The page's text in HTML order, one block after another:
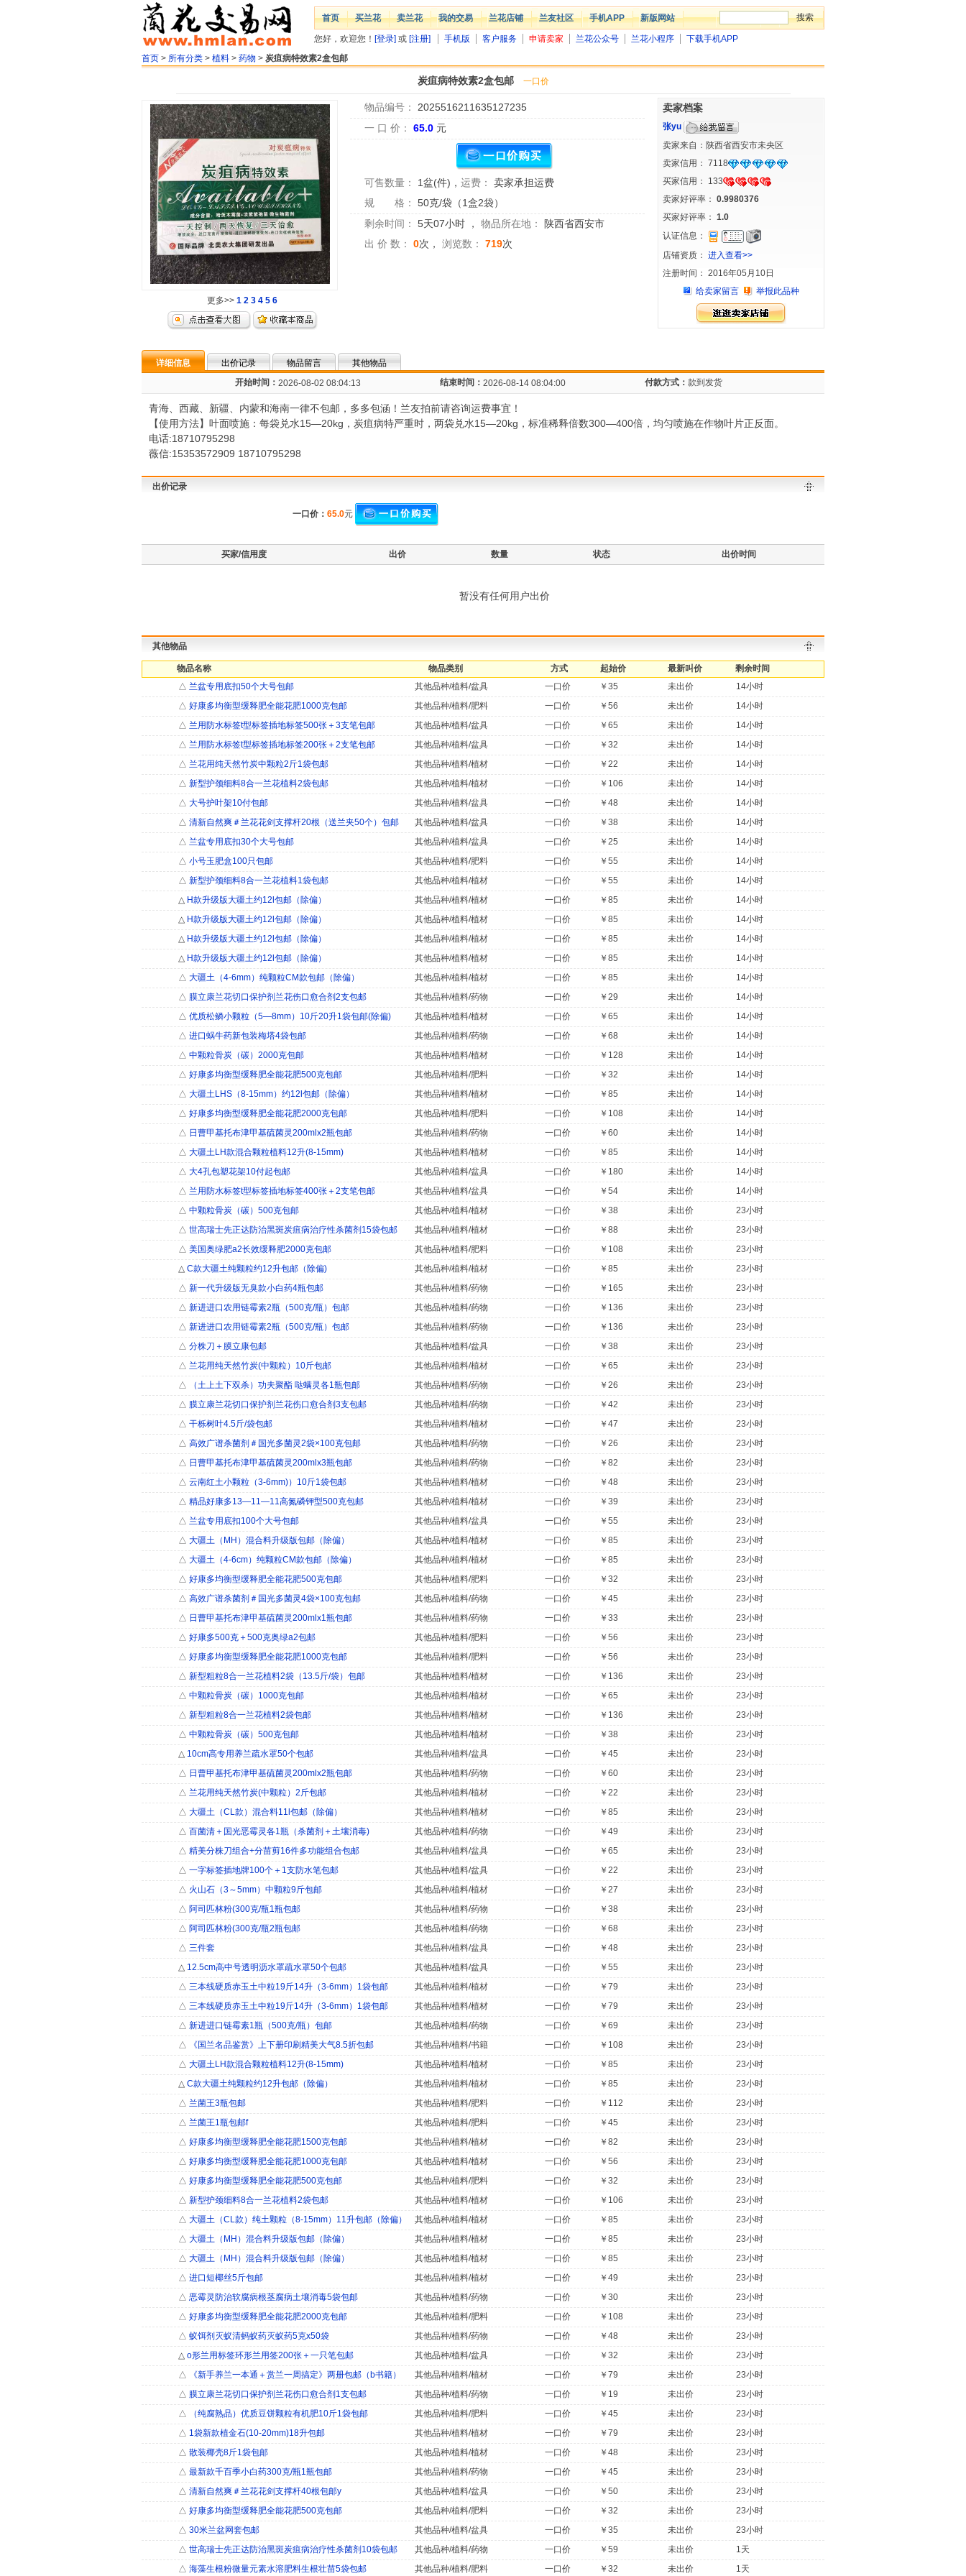
首页 买兰花 卖兰花 我的交易 兰花店铺 兰友社区 手机APP 新版网站
您好，欢迎您！ [登录] 或 [注册] 手机版 客户服务 申请卖家 兰花公众号 兰花小程序
下载手机APP
首页 > 所有分类 > 植料 > 药物 > 炭疽病特效素2盒包邮
炭疽病特效素2盒包邮 一口价
更多>> 1 2 3 4 5 6
物品编号：
2025516211635127235
一 口 价：
65.0 元
可售数量： 1盆(件) ， 运费：
卖家承担运费
规 格：
50克/袋（1盒2袋）
剩余时间：
5天07小时 ， 物品所在地：
陕西省西安市
出 价 数：
0次， 浏览数： 719次
卖家档案
张yu
卖家来自：陕西省西安市未央区
卖家信用： 7118
买家信用： 133
卖家好评率： 0.9980376
买家好评率： 1.0
认证信息：
店铺资质： 进入查看>>
注册时间： 2016年05月10日
给卖家留言
举报此品种
详细信息 出价记录 物品留言
其他物品
开始时间： 2026-08-02 08:04:13 结束时间： 2026-08-14 08:04:00 付款方式： 款到发货
青海、西藏、新疆、内蒙和海南一律不包邮，多多包涵！兰友拍前请咨询运费事宜！
【使用方法】叶面喷施：每袋兑水15―20kg，炭疽病特严重时，两袋兑水15―20kg，标准稀释倍数300―400倍，均匀喷施在作物叶片正反面。
电话:18710795298
薇信:15353572909 18710795298
出价记录
一口价： 65.0元
买家/信用度 出价 数量 状态 出价时间
暂没有任何用户出价
其他物品
物品名称 物品类别 方式 起始价 最新叫价
剩余时间
△ 兰盆专用底扣50个大号包邮 其他品种/植料/盆具 一口价 ￥35 未出价
14小时
△ 好康多均衡型缓释肥全能花肥1000克包邮 其他品种/植料/肥料 一口价 ￥56 未出价
14小时
△ 兰用防水标签t型标签插地标签500张＋3支笔包邮 其他品种/植料/盆具 一口价 ￥65 未出价
14小时
△ 兰用防水标签t型标签插地标签200张＋2支笔包邮 其他品种/植料/盆具 一口价 ￥32 未出价
14小时
△ 兰花用纯天然竹炭中颗粒2斤1袋包邮 其他品种/植料/植材 一口价 ￥22 未出价
14小时
△ 新型护颈细料8合一兰花植料2袋包邮 其他品种/植料/植材 一口价 ￥106 未出价
14小时
△ 大号护叶架10付包邮 其他品种/植料/盆具 一口价 ￥48 未出价
14小时
△ 清新自然爽＃兰花花剑支撑杆20根（送兰夹50个）包邮 其他品种/植料/盆具 一口价 ￥38 未出价
14小时
△ 兰盆专用底扣30个大号包邮 其他品种/植料/盆具 一口价 ￥25 未出价
14小时
△ 小号玉肥盒100只包邮 其他品种/植料/肥料 一口价 ￥55 未出价
14小时
△ 新型护颈细料8合一兰花植料1袋包邮 其他品种/植料/植材 一口价 ￥55 未出价
14小时
△ H款升级版大疆土约12l包邮（除偏） 其他品种/植料/植材 一口价 ￥85 未出价
14小时
△ H款升级版大疆土约12l包邮（除偏） 其他品种/植料/植材 一口价 ￥85 未出价
14小时
△ H款升级版大疆土约12l包邮（除偏） 其他品种/植料/植材 一口价 ￥85 未出价
14小时
△ H款升级版大疆土约12l包邮（除偏） 其他品种/植料/植材 一口价 ￥85 未出价
14小时
△ 大疆土（4-6mm）纯颗粒CM款包邮（除偏） 其他品种/植料/植材 一口价 ￥85 未出价
14小时
△ 膜立康兰花切口保护剂兰花伤口愈合剂2支包邮 其他品种/植料/药物 一口价 ￥29 未出价
14小时
△ 优质松鳞小颗粒（5―8mm）10斤20升1袋包邮(除偏) 其他品种/植料/植材 一口价 ￥65 未出价
14小时
△ 进口蜗牛药新包装梅塔4袋包邮 其他品种/植料/药物 一口价 ￥68 未出价
14小时
△ 中颗粒骨炭（碳）2000克包邮 其他品种/植料/植材 一口价 ￥128 未出价
14小时
△ 好康多均衡型缓释肥全能花肥500克包邮 其他品种/植料/肥料 一口价 ￥32 未出价
14小时
△ 大疆土LHS（8-15mm）约12l包邮（除偏） 其他品种/植料/植材 一口价 ￥85 未出价
14小时
△ 好康多均衡型缓释肥全能花肥2000克包邮 其他品种/植料/肥料 一口价 ￥108 未出价
14小时
△ 日曹甲基托布津甲基硫菌灵200mlx2瓶包邮 其他品种/植料/药物 一口价 ￥60 未出价
14小时
△ 大疆土LH款混合颗粒植料12升(8-15mm) 其他品种/植料/植材 一口价 ￥85 未出价
14小时
△ 大4孔包塑花架10付起包邮 其他品种/植料/盆具 一口价 ￥180 未出价
14小时
△ 兰用防水标签t型标签插地标签400张＋2支笔包邮 其他品种/植料/盆具 一口价 ￥54 未出价
14小时
△ 中颗粒骨炭（碳）500克包邮 其他品种/植料/植材 一口价 ￥38 未出价
23小时
△ 世高瑞士先正达防治黑斑炭疽病治疗性杀菌剂15袋包邮 其他品种/植料/植材 一口价 ￥88 未出价
23小时
△ 美国奥绿肥a2长效缓释肥2000克包邮 其他品种/植料/肥料 一口价 ￥108 未出价
23小时
△ C款大疆土纯颗粒约12升包邮（除偏) 其他品种/植料/植材 一口价 ￥85 未出价
23小时
△ 新一代升级版无臭款小白药4瓶包邮 其他品种/植料/药物 一口价 ￥165 未出价
23小时
△ 新进进口农用链霉素2瓶（500克/瓶）包邮 其他品种/植料/药物 一口价 ￥136 未出价
23小时
△ 新进进口农用链霉素2瓶（500克/瓶）包邮 其他品种/植料/药物 一口价 ￥136 未出价
23小时
△ 分株刀＋膜立康包邮 其他品种/植料/盆具 一口价 ￥38 未出价
23小时
△ 兰花用纯天然竹炭(中颗粒）10斤包邮 其他品种/植料/植材 一口价 ￥65 未出价
23小时
△ （土上土下双杀）功夫聚酯 哒螨灵各1瓶包邮 其他品种/植料/药物 一口价 ￥26 未出价
23小时
△ 膜立康兰花切口保护剂兰花伤口愈合剂3支包邮 其他品种/植料/药物 一口价 ￥42 未出价
23小时
△ 干栎树叶4.5斤/袋包邮 其他品种/植料/植材 一口价 ￥47 未出价
23小时
△ 高效广谱杀菌剂＃国光多菌灵2袋×100克包邮 其他品种/植料/药物 一口价 ￥26 未出价
23小时
△ 日曹甲基托布津甲基硫菌灵200mlx3瓶包邮 其他品种/植料/药物 一口价 ￥82 未出价
23小时
△ 云南红土小颗粒（3-6mm)）10斤1袋包邮 其他品种/植料/植材 一口价 ￥48 未出价
23小时
△ 精品好康多13—11—11高氮磷钾型500克包邮 其他品种/植料/植材 一口价 ￥39 未出价
23小时
△ 兰盆专用底扣100个大号包邮 其他品种/植料/盆具 一口价 ￥55 未出价
23小时
△ 大疆土（MH）混合料升级版包邮（除偏） 其他品种/植料/植材 一口价 ￥85 未出价
23小时
△ 大疆土（4-6cm）纯颗粒CM款包邮（除偏） 其他品种/植料/植材 一口价 ￥85 未出价
23小时
△ 好康多均衡型缓释肥全能花肥500克包邮 其他品种/植料/肥料 一口价 ￥32 未出价
23小时
△ 高效广谱杀菌剂＃国光多菌灵4袋×100克包邮 其他品种/植料/药物 一口价 ￥45 未出价
23小时
△ 日曹甲基托布津甲基硫菌灵200mlx1瓶包邮 其他品种/植料/药物 一口价 ￥33 未出价
23小时
△ 好康多500克＋500克奥绿a2包邮 其他品种/植料/肥料 一口价 ￥56 未出价
23小时
△ 好康多均衡型缓释肥全能花肥1000克包邮 其他品种/植料/肥料 一口价 ￥56 未出价
23小时
△ 新型粗粒8合一兰花植料2袋（13.5斤/袋）包邮 其他品种/植料/植材 一口价 ￥136 未出价
23小时
△ 中颗粒骨炭（碳）1000克包邮 其他品种/植料/植材 一口价 ￥65 未出价
23小时
△ 新型粗粒8合一兰花植料2袋包邮 其他品种/植料/植材 一口价 ￥136 未出价
23小时
△ 中颗粒骨炭（碳）500克包邮 其他品种/植料/植材 一口价 ￥38 未出价
23小时
△ 10cm高专用养兰疏水罩50个包邮 其他品种/植料/盆具 一口价 ￥45 未出价
23小时
△ 日曹甲基托布津甲基硫菌灵200mlx2瓶包邮 其他品种/植料/药物 一口价 ￥60 未出价
23小时
△ 兰花用纯天然竹炭(中颗粒）2斤包邮 其他品种/植料/植材 一口价 ￥22 未出价
23小时
△ 大疆土（CL款）混合料11l包邮（除偏） 其他品种/植料/植材 一口价 ￥85 未出价
23小时
△ 百菌清＋国光恶霉灵各1瓶（杀菌剂＋土壤消毒) 其他品种/植料/药物 一口价 ￥49 未出价
23小时
△ 精美分株刀组合+分苗剪16件多功能组合包邮 其他品种/植料/盆具 一口价 ￥65 未出价
23小时
△ 一字标签插地牌100个＋1支防水笔包邮 其他品种/植料/盆具 一口价 ￥22 未出价
23小时
△ 火山石（3～5mm）中颗粒9斤包邮 其他品种/植料/植材 一口价 ￥27 未出价
23小时
△ 阿司匹林粉(300克/瓶1瓶包邮 其他品种/植料/药物 一口价 ￥38 未出价
23小时
△ 阿司匹林粉(300克/瓶2瓶包邮 其他品种/植料/药物 一口价 ￥68 未出价
23小时
△ 三件套 其他品种/植料/盆具 一口价 ￥48 未出价
23小时
△ 12.5cm高中号透明沥水罩疏水罩50个包邮 其他品种/植料/盆具 一口价 ￥55 未出价
23小时
△ 三本线硬质赤玉土中粒19斤14升（3-6mm）1袋包邮 其他品种/植料/植材 一口价 ￥79 未出价
23小时
△ 三本线硬质赤玉土中粒19斤14升（3-6mm）1袋包邮 其他品种/植料/植材 一口价 ￥79 未出价
23小时
△ 新进进口链霉素1瓶（500克/瓶）包邮 其他品种/植料/药物 一口价 ￥69 未出价
23小时
△ 《国兰名品鉴赏》上下册印刷精美大气8.5折包邮 其他品种/植料/书籍 一口价 ￥108 未出价
23小时
△ 大疆土LH款混合颗粒植料12升(8-15mm) 其他品种/植料/植材 一口价 ￥85 未出价
23小时
△ C款大疆土纯颗粒约12升包邮（除偏） 其他品种/植料/植材 一口价 ￥85 未出价
23小时
△ 兰菌王3瓶包邮 其他品种/植料/肥料 一口价 ￥112 未出价
23小时
△ 兰菌王1瓶包邮f 其他品种/植料/肥料 一口价 ￥45 未出价
23小时
△ 好康多均衡型缓释肥全能花肥1500克包邮 其他品种/植料/植材 一口价 ￥82 未出价
23小时
△ 好康多均衡型缓释肥全能花肥1000克包邮 其他品种/植料/植材 一口价 ￥56 未出价
23小时
△ 好康多均衡型缓释肥全能花肥500克包邮 其他品种/植料/肥料 一口价 ￥32 未出价
23小时
△ 新型护颈细料8合一兰花植料2袋包邮 其他品种/植料/植材 一口价 ￥106 未出价
23小时
△ 大疆土（CL款）纯土颗粒（8-15mm）11升包邮（除偏） 其他品种/植料/植材 一口价 ￥85 未出价
23小时
△ 大疆土（MH）混合料升级版包邮（除偏） 其他品种/植料/植材 一口价 ￥85 未出价
23小时
△ 大疆土（MH）混合料升级版包邮（除偏） 其他品种/植料/植材 一口价 ￥85 未出价
23小时
△ 进口短椰丝5斤包邮 其他品种/植料/植材 一口价 ￥49 未出价
23小时
△ 恶霉灵防治软腐病根茎腐病土壤消毒5袋包邮 其他品种/植料/药物 一口价 ￥30 未出价
23小时
△ 好康多均衡型缓释肥全能花肥2000克包邮 其他品种/植料/肥料 一口价 ￥108 未出价
23小时
△ 蚁饵剂灭蚁清蚂蚁药灭蚁药5克x50袋 其他品种/植料/药物 一口价 ￥48 未出价
23小时
△ o形兰用标签环形兰用签200张＋一只笔包邮 其他品种/植料/盆具 一口价 ￥32 未出价
23小时
△ 《新手养兰一本通＋赏兰一周搞定》两册包邮（b书籍） 其他品种/植料/植材 一口价 ￥79 未出价
23小时
△ 膜立康兰花切口保护剂兰花伤口愈合剂1支包邮 其他品种/植料/药物 一口价 ￥19 未出价
23小时
△ （纯腐熟品）优质豆饼颗粒有机肥10斤1袋包邮 其他品种/植料/肥料 一口价 ￥45 未出价
23小时
△ 1袋新款植金石(10-20mm)18升包邮 其他品种/植料/植材 一口价 ￥79 未出价
23小时
△ 散装椰壳8斤1袋包邮 其他品种/植料/植材 一口价 ￥48 未出价
23小时
△ 最新款千百季小白药300克/瓶1瓶包邮 其他品种/植料/药物 一口价 ￥45 未出价
23小时
△ 清新自然爽＃兰花花剑支撑杆40根包邮y 其他品种/植料/盆具 一口价 ￥50 未出价
23小时
△ 好康多均衡型缓释肥全能花肥500克包邮 其他品种/植料/肥料 一口价 ￥32 未出价
23小时
△ 30米兰盆网套包邮 其他品种/植料/盆具 一口价 ￥35 未出价
23小时
△ 世高瑞士先正达防治黑斑炭疽病治疗性杀菌剂10袋包邮 其他品种/植料/药物 一口价 ￥59 未出价
1天
△ 海藻生根粉微量元素水溶肥料生根壮苗5袋包邮 其他品种/植料/肥料 一口价 ￥32 未出价 1天